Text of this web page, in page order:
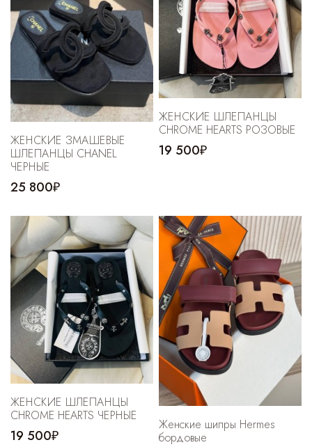
ЖЕНСКИЕ ЗМАШЕВЫЕ
ШЛЕПАНЦЫ CHANEL
ЧЕРНЫЕ
25 800₽
ЖЕНСКИЕ ШЛЕПАНЦЫ
CHROME HEARTS РОЗОВЫЕ
19 500₽
ЖЕНСКИЕ ШЛЕПАНЦЫ
CHROME HEARTS ЧЕРНЫЕ
19 500₽
Женские шипры Hermes
бордовые